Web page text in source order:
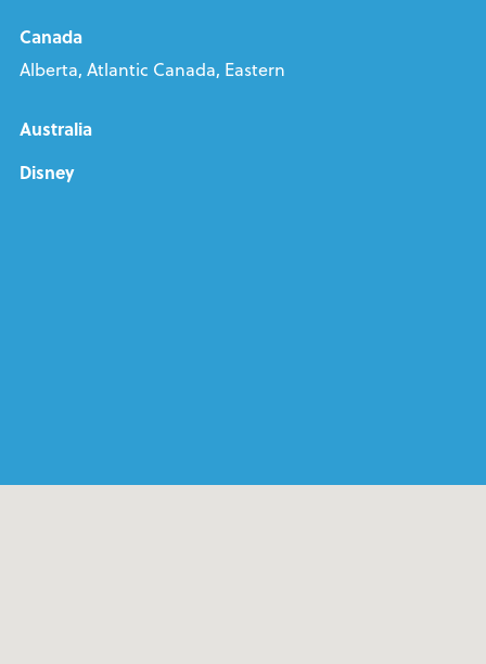
Canada
Alberta, Atlantic Canada, Eastern
Australia
Disney